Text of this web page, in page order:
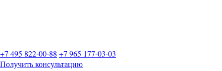
+7 495 822-00-88 +7 965 177-03-03
Получить консультацию